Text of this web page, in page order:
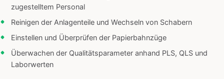
zugestelltem Personal
Reinigen der Anlagenteile und Wechseln von Schabern
Einstellen und Überprüfen der Papierbahnzüge
Überwachen der Qualitätsparameter anhand PLS, QLS und
Laborwerten